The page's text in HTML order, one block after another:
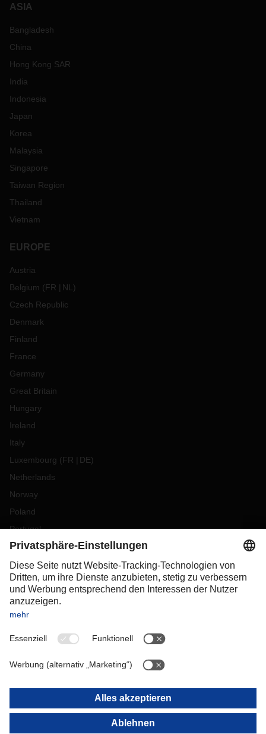
ASIA
Bangladesh
China
Hong Kong SAR
India
Indonesia
Japan
Korea
Malaysia
Singapore
Taiwan Region
Thailand
Vietnam
EUROPE
Austria
Belgium (FR NL )
Czech Republic
Denmark
Finland
France
Germany
Great Britain
Hungary
Ireland
Italy
Luxembourg (FR DE)
Netherlands
Norway
Poland
Portugal
Romania
Slovakia
Spain
Sweden
Switzerland
OCEANIA